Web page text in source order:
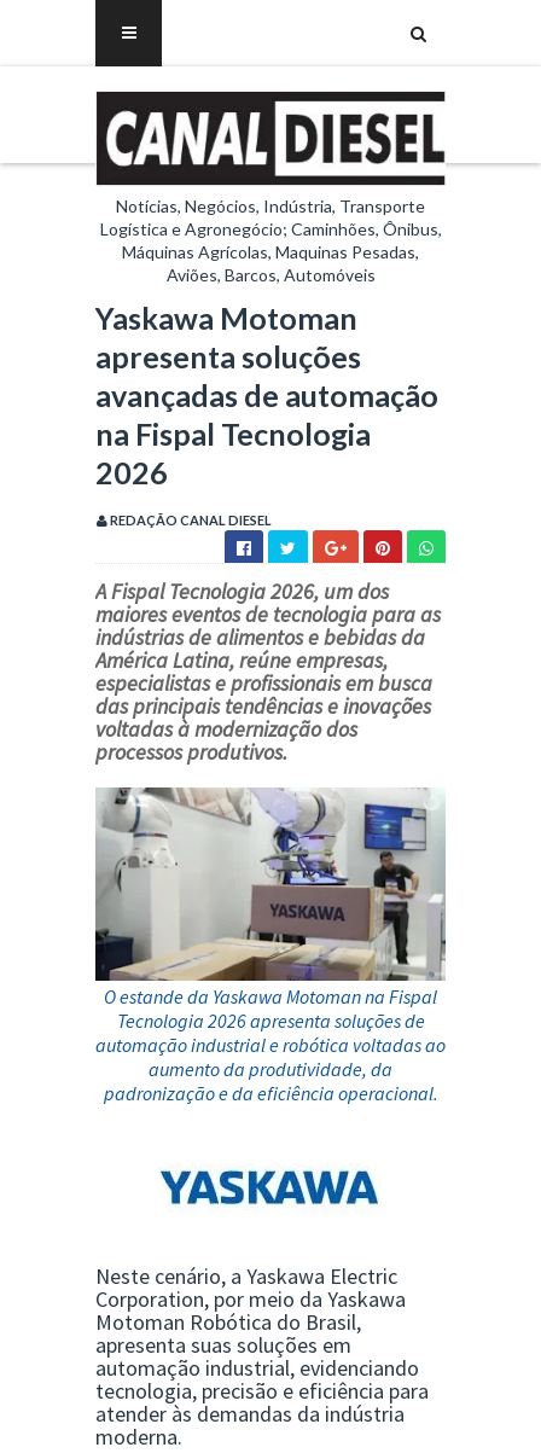
Notícias, Negócios, Indústria, Transporte
Logística e Agronegócio; Caminhões, Ônibus,
Máquinas Agrícolas, Maquinas Pesadas,
Aviões, Barcos, Automóveis
Yaskawa Motoman
apresenta soluções
avançadas de automação
na Fispal Tecnologia
2026
REDAÇÃO CANAL DIESEL
AFispal Tecnologia 2026, um dos
maiores eventos de tecnologia para as
indústrias de alimentos e bebidas da
América Latina, reúne empresas,
especialistas e profissionais em busca
das principais tendências e inovações
voltadas à modernização dos
processos produtivos.
O estande da Yaskawa Motoman na Fispal
Tecnologia 2026 apresenta soluções de
automação industrial e robótica voltadas ao
aumento da produtividade, da
padronização e da eficiência operacional.
Neste cenário, a Yaskawa Electric
Corporation, por meio da Yaskawa
Motoman Robótica do Brasil,
apresenta suas soluções em
automação industrial, evidenciando
tecnologia, precisão e eficiência para
atender às demandas da indústria
moderna.